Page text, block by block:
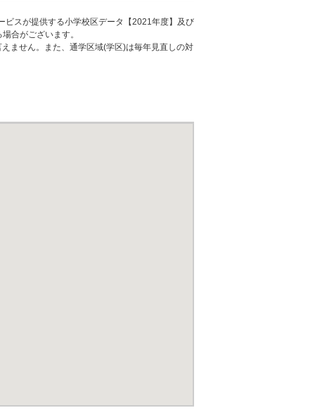
ビスが提供する小学校区データ【2021年度】及び
合がございます。
ません。また、通学区域(学区)は毎年見直しの対